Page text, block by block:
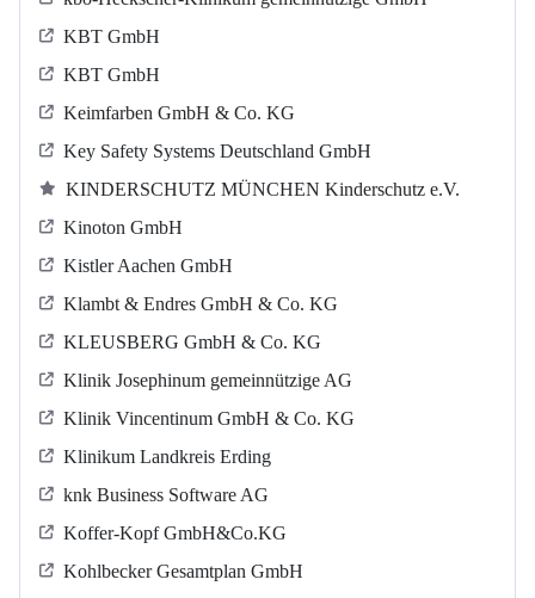
KBT GmbH
KBT GmbH
Keimfarben GmbH & Co. KG
Key Safety Systems Deutschland GmbH
KINDERSCHUTZ MÜNCHEN Kinderschutz e.V.
Kinoton GmbH
Kistler Aachen GmbH
Klambt & Endres GmbH & Co. KG
KLEUSBERG GmbH & Co. KG
Klinik Josephinum gemeinnützige AG
Klinik Vincentinum GmbH & Co. KG
Klinikum Landkreis Erding
knk Business Software AG
Koffer-Kopf GmbH&Co.KG
Kohlbecker Gesamtplan GmbH